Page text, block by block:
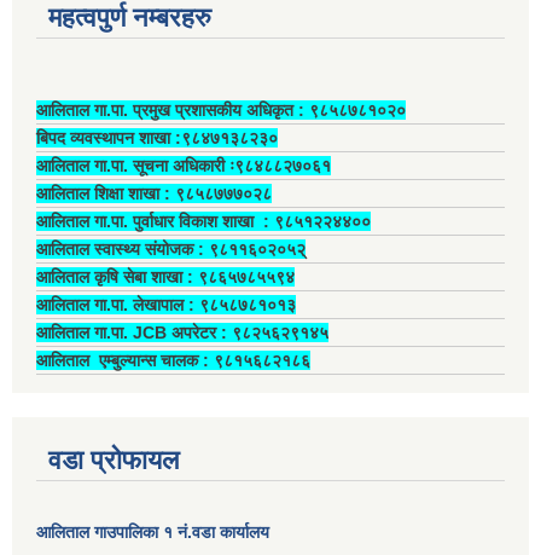
महत्वपुर्ण नम्बरहरु
आलिताल गा.पा. प्रमुख प्रशासकीय अधिकृत ‍: ९८५८७८१०२०
बिपद व्यवस्थापन शाखा :९८४७१३८२३०
आलिताल गा.पा. सूचना अधिकारी ः९८४८८२७०६१
आलिताल शिक्षा शाखा : ९८५८७७७०२८
आलिताल गा.पा. पुर्वाधार विकाश शाखा ‍: ९८५१२२४४००
आलिताल स्वास्थ्य संयोजक ‍: ९८११६०२०५२्
आलिताल कृषि सेबा शाखा : ९८६५७८५५९४
आलिताल गा.पा. लेखापाल ‍: ९८५८७८१०१३
आलिताल गा.पा. JCB अपरेटर ‍: ९८२५६२९१४५
आलिताल एम्बुल्यान्स चालक ‍: ९८१५६८२१८६
वडा प्रोफायल
आलिताल गाउपालिका १ नं.वडा कार्यालय